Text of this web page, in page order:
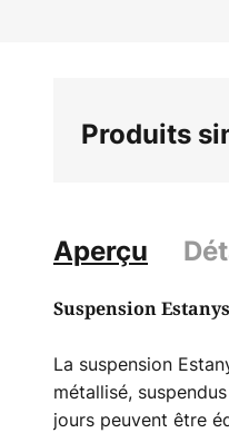
gallery
Produits
Aperçu
Suspension
La suspension
métallisé,
jours peuvent être